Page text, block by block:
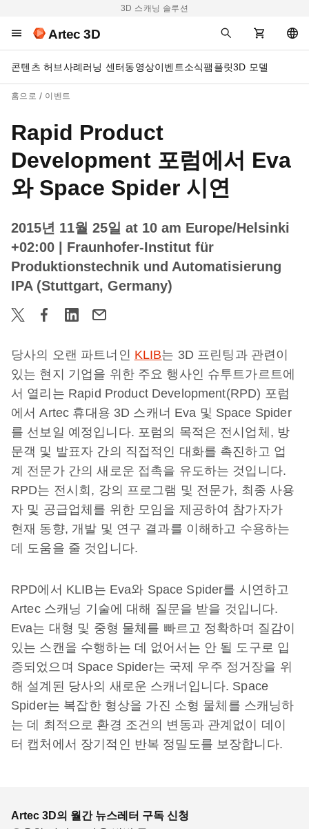
3D 스캐닝 솔루션
Artec 3D
콘텐츠 허브사례러닝 센터동영상이벤트소식팸플릿3D 모델
홈으로 이벤트
Rapid Product
Development 포럼에서 Eva
와 Space Spider 시연
2015년 11월 25일 at 10 am Europe/Helsinki
+02:00
| Fraunhofer-Institut für
Produktionstechnik und Automatisierung
IPA (Stuttgart, Germany)
당사의 오랜 파트너인 KLIB는 3D 프린팅과 관련이
있는 현지 기업을 위한 주요 행사인 슈투트가르트에
서 열리는 Rapid Product Development(RPD) 포럼
에서 Artec 휴대용 3D 스캐너 Eva 및 Space Spider
를 선보일 예정입니다. 포럼의 목적은 전시업체, 방
문객 및 발표자 간의 직접적인 대화를 촉진하고 업
계 전문가 간의 새로운 접촉을 유도하는 것입니다.
RPD는 전시회, 강의 프로그램 및 전문가, 최종 사용
자 및 공급업체를 위한 모임을 제공하여 참가자가
현재 동향, 개발 및 연구 결과를 이해하고 수용하는
데 도움을 줄 것입니다.
RPD에서 KLIB는 Eva와 Space Spider를 시연하고
Artec 스캐닝 기술에 대해 질문을 받을 것입니다.
Eva는 대형 및 중형 물체를 빠르고 정확하며 질감이
있는 스캔을 수행하는 데 없어서는 안 될 도구로 입
증되었으며 Space Spider는 국제 우주 정거장을 위
해 설계된 당사의 새로운 스캐너입니다. Space
Spider는 복잡한 형상을 가진 소형 물체를 스캐닝하
는 데 최적으로 환경 조건의 변동과 관계없이 데이
터 캡처에서 장기적인 반복 정밀도를 보장합니다.
Artec 3D의 월간 뉴스레터 구독 신청